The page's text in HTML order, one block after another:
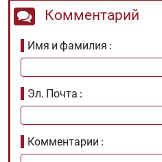
Комментарий
Имя и фамилия
Эл. Почта
Комментарии